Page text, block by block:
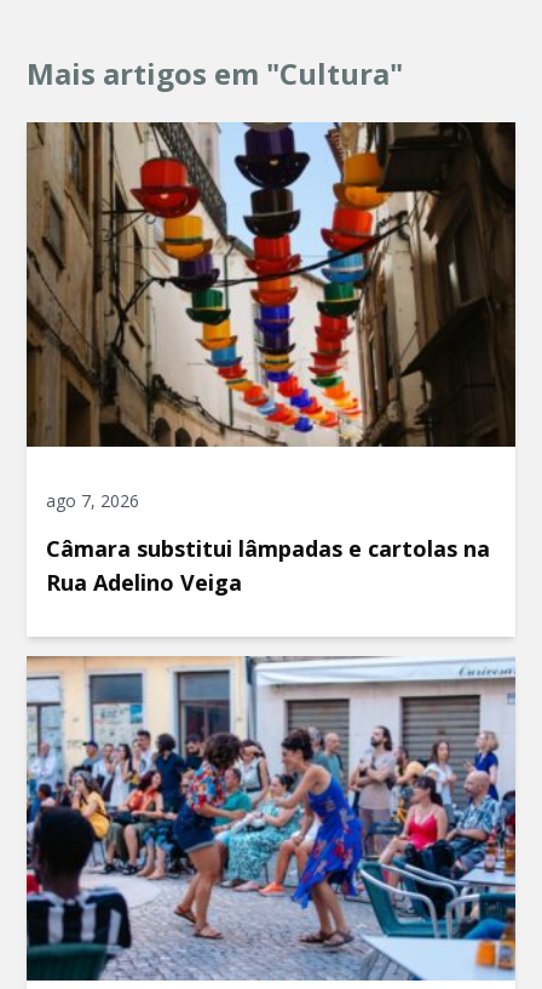
Mais artigos em "Cultura"
ago 7, 2026
Câmara substitui lâmpadas e cartolas na
Rua Adelino Veiga